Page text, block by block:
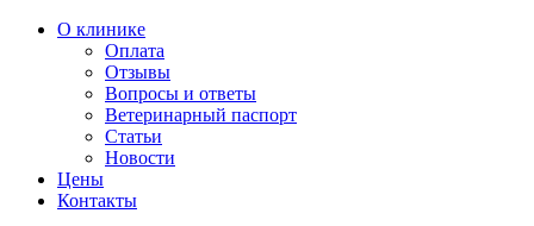
О клинике
Оплата
Отзывы
Вопросы и ответы
Ветеринарный паспорт
Статьи
Новости
Цены
Контакты